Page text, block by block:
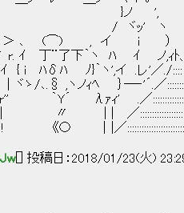
}ノ ',
ヾｯ' ヽ
, イ i ）
｀ヽ ﾊ ｲ ノ,ｨﾄ、 ﾏ
ﾊ ﾉ}｀ヽ',イ .レ'／./::::
/､.§ ,ヽノｨﾍ ｝―‐'´.／
Y´ λｧｨ' .／
| 〃 | | ／
! 《〇 ｜|／
[] 投稿日：2018/01/23(火)